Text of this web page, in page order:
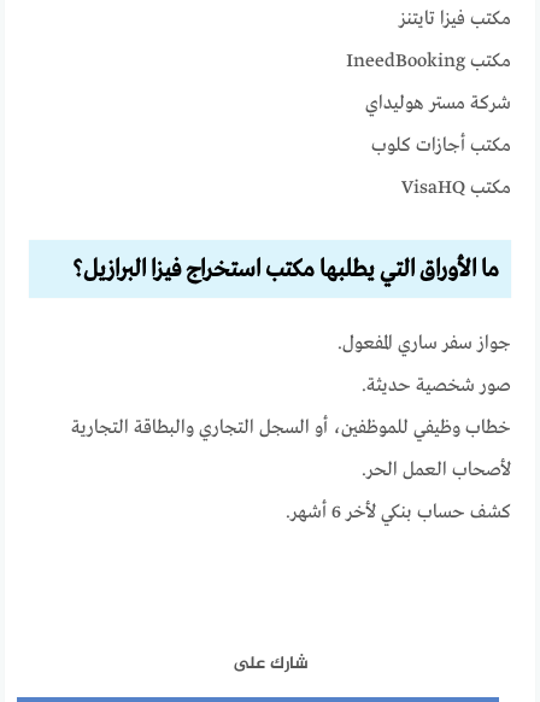
مكتب فيزا تايتنز
مكتب IneedBooking
شركة مستر هوليداي
مكتب أجازات كلوب
مكتب VisaHQ
ما الأوراق التي يطلبها مكتب استخراج فيزا البرازيل؟
جواز سفر ساري المفعول.
صور شخصية حديثة.
خطاب وظيفي للموظفين، أو السجل التجاري والبطاقة التجارية
لأصحاب العمل الحر.
كشف حساب بنكي لأخر 6 أشهر.
شارك على